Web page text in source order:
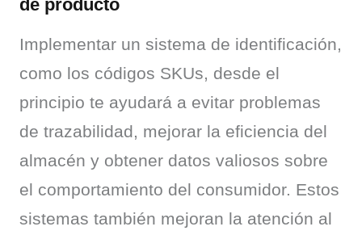
de producto
Implementar un sistema de identificación,
como los códigos SKUs, desde el
principio te ayudará a evitar problemas
de trazabilidad, mejorar la eficiencia del
almacén y obtener datos valiosos sobre
el comportamiento del consumidor. Estos
sistemas también mejoran la atención al